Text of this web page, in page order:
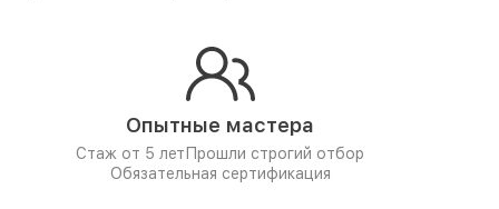
Опытные мастера
Стаж от 5 лет Прошли строгий отбор
Обязательная сертификация